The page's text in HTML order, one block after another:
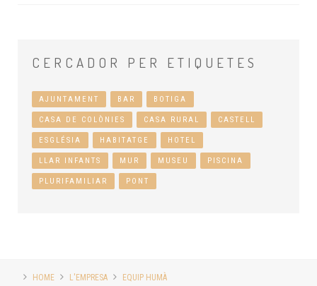
CERCADOR PER ETIQUETES
AJUNTAMENT BAR BOTIGA
CASA DE COLÒNIES CASA RURAL CASTELL
ESGLÉSIA HABITATGE HOTEL
LLAR INFANTS MUR MUSEU PISCINA
PLURIFAMILIAR PONT
HOME L'EMPRESA
EQUIP HUMÀ